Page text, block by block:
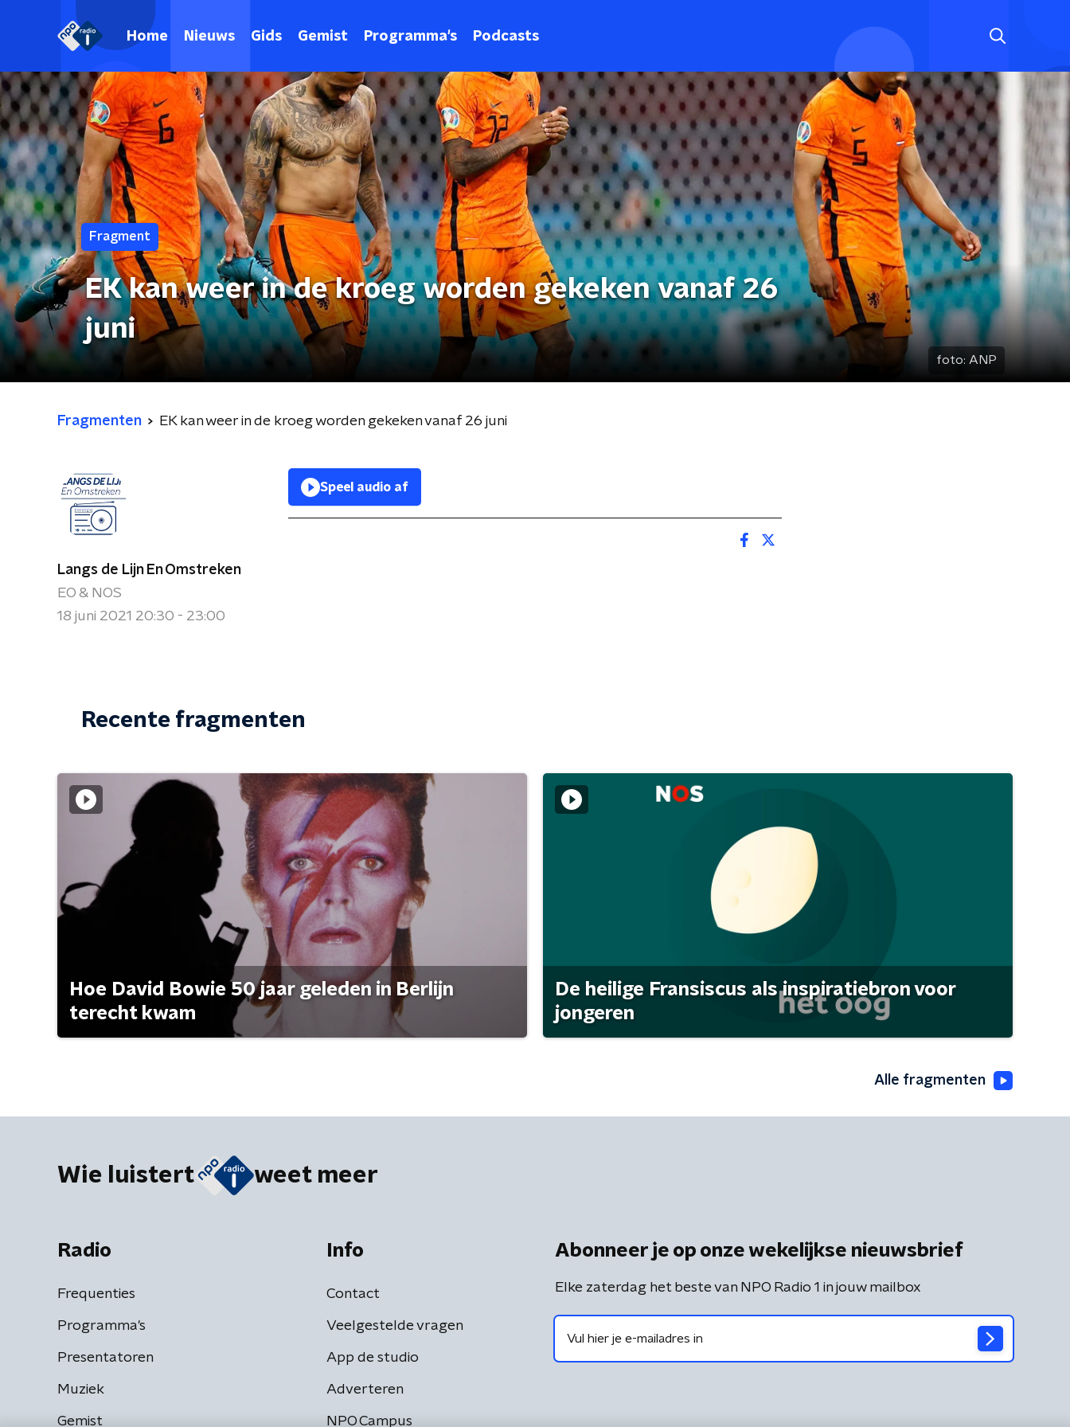
Home Nieuws Gids Gemist Programma's Podcasts
Fragment
EK kan weer in de kroeg worden gekeken vanaf 26
juni
foto: ANP
Fragmenten EK kan weer in de kroeg worden gekeken vanaf 26 juni
Langs de Lijn En Omstreken
EO & NOS
18 juni 2021 20:30 - 23:00
Speel audio af
Recente fragmenten
Hoe David Bowie 50 jaar geleden in Berlijn
terecht kwam
De heilige Fransiscus als inspiratiebron voor
jongeren
Alle fragmenten
Wie luistert weet meer
Radio
Frequenties
Programma's
Presentatoren
Muziek
Gemist
Info
Contact
Veelgestelde vragen
App de studio
Adverteren
NPO Campus
Abonneer je op onze wekelijkse nieuwsbrief
Elke zaterdag het beste van NPO Radio 1 in jouw mailbox